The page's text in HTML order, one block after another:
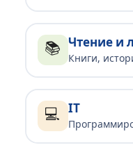
📚 Чтение и
Книги,
💻 IT